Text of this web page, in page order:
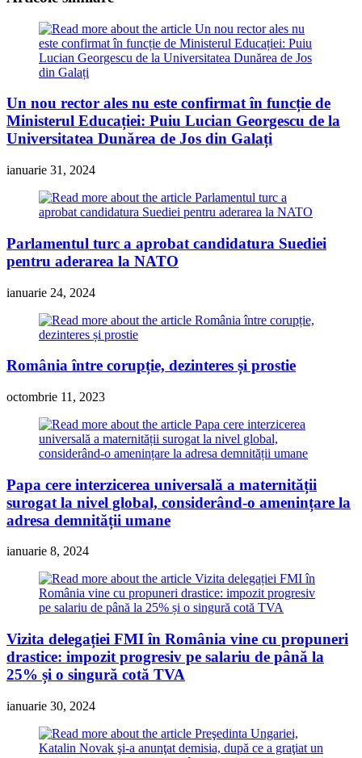
Un nou rector ales nu este confirmat în funcție de
Ministerul Educației: Puiu Lucian Georgescu de la
Universitatea Dunărea de Jos din Galați
ianuarie 31, 2024
Parlamentul turc a aprobat candidatura Suediei
pentru aderarea la NATO
ianuarie 24, 2024
România între corupție, dezinteres și prostie
octombrie 11, 2023
Papa cere interzicerea universală a maternității
surogat la nivel global, considerând-o amenințare la
adresa demnității umane
ianuarie 8, 2024
Vizita delegației FMI în România vine cu propuneri
drastice: impozit progresiv pe salariu de până la
25% și o singură cotă TVA
ianuarie 30, 2024